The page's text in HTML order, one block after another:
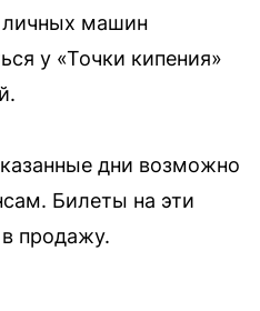
личных машин
у «Точки кипения»
дни возможно
Билеты на эти
продажу.